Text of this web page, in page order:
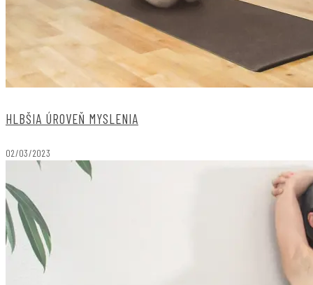
HLBŠIA ÚROVEŇ MYSLENIA
02/03/2023